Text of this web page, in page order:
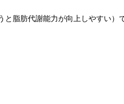
脂肪代謝能力が向上しやすい）